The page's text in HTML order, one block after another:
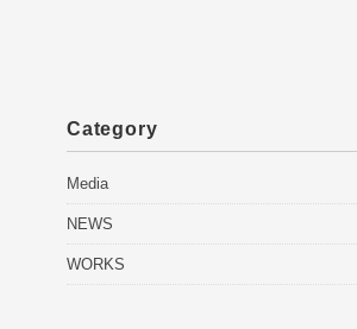
Category
Media
NEWS
WORKS